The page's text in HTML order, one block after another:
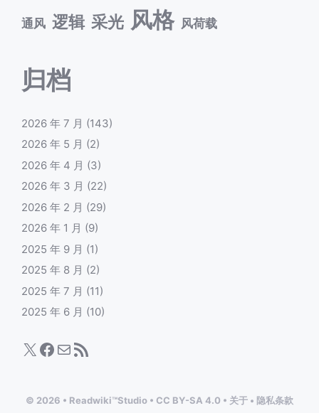
通风 逻辑 采光 风格 风荷载
归档
2026 年 7 月 (143)
2026 年 5 月 (2)
2026 年 4 月 (3)
2026 年 3 月 (22)
2026 年 2 月 (29)
2026 年 1 月 (9)
2025 年 9 月 (1)
2025 年 8 月 (2)
2025 年 7 月 (11)
2025 年 6 月 (10)
X Facebook
电子邮件RSS Feed
© 2026 • Readwiki™Studio • CC BY-SA 4.0 • 关于 • 隐私条款